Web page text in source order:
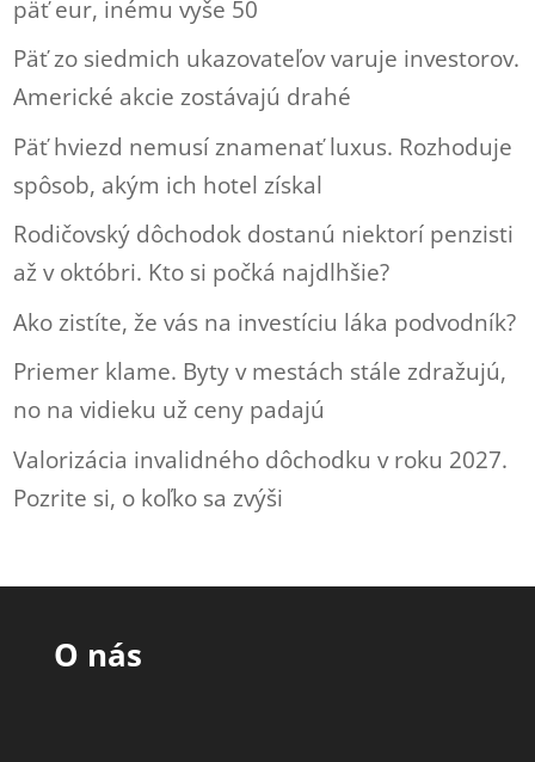
päť eur, inému vyše 50
Päť zo siedmich ukazovateľov varuje investorov.
Americké akcie zostávajú drahé
Päť hviezd nemusí znamenať luxus. Rozhoduje
spôsob, akým ich hotel získal
Rodičovský dôchodok dostanú niektorí penzisti
až v októbri. Kto si počká najdlhšie?
Ako zistíte, že vás na investíciu láka podvodník?
Priemer klame. Byty v mestách stále zdražujú,
no na vidieku už ceny padajú
Valorizácia invalidného dôchodku v roku 2027.
Pozrite si, o koľko sa zvýši
O nás